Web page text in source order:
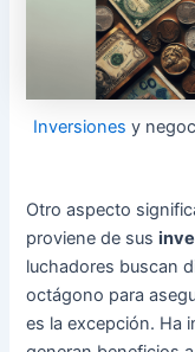
Inversiones y
Otro aspecto
proviene de sus
luchadores buscan
octágono para
es la excepción. Ha